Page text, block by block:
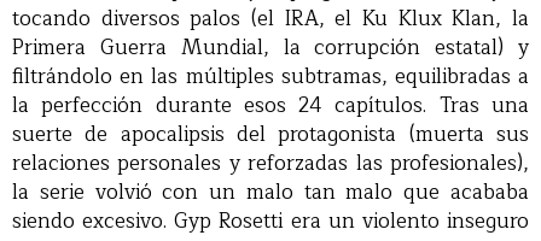
tocando diversos palos (el IRA, el Ku Klux Klan, la
Primera Guerra Mundial, la corrupción estatal) y
filtrándolo en las múltiples subtramas, equilibradas a
la perfección durante esos 24 capítulos. Tras una
suerte de apocalipsis del protagonista (muerta sus
relaciones personales y reforzadas las profesionales),
la serie volvió con un malo tan malo que acababa
siendo excesivo. Gyp Rosetti era un violento inseguro